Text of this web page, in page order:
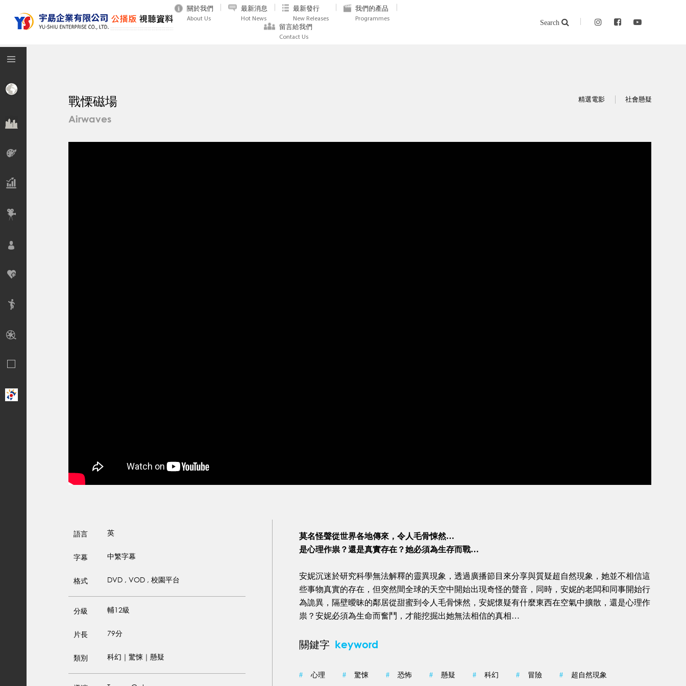
關於我們
About Us
最新消息
Hot News
最新發行
New Releases
我們的產品
Programmes
留言給我們
Contact Us
Search
戰慄磁場
Airwaves
精選電影 社會懸疑
語言 英
字幕 中繁字幕
格式 DVD , VOD , 校園平台
分級 輔12級
片長 79分
類別 科幻｜驚悚｜懸疑
莫名怪聲從世界各地傳來，令人毛骨悚然…
是心理作祟？還是真實存在？她必須為生存而戰…
安妮沉迷於研究科學無法解釋的靈異現象，透過廣播節目來分享與質疑超自然現象，她並不相信這
些事物真實的存在，但突然間全球的天空中開始出現奇怪的聲音，同時，安妮的老闆和同事開始行
為詭異，隔壁曖昧的鄰居從甜蜜到令人毛骨悚然，安妮懷疑有什麼東西在空氣中擴散，還是心理作
祟？安妮必須為生命而奮鬥，才能挖掘出她無法相信的真相…
關鍵字 keyword
# 心理 # 驚悚 # 恐怖 # 懸疑 # 科幻 # 冒險 # 超自然現象